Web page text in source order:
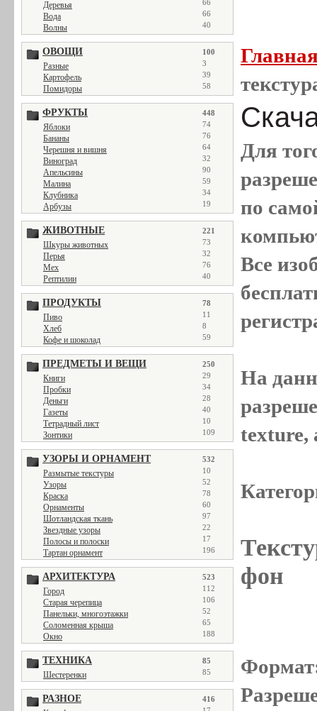
Деревья 66
Вода 66
Волны 40
ОВОЩИ 100
Разные 3
Картофель 39
Помидоры 58
ФРУКТЫ 448
Яблоки 74
Бананы 76
Черешня и вишня 64
Виноград 32
Апельсины 90
Малина 59
Клубника 34
Арбузы 19
ЖИВОТНЫЕ 221
Шкуры животных 73
Перья 32
Мех 76
Рептилии 40
ПРОДУКТЫ 78
Пиво 11
Хлеб 8
Кофе и шоколад 59
ПРЕДМЕТЫ И ВЕЩИ 250
Книги 29
Пробки 34
Деньги 28
Газеты 40
Тетрадный лист 10
Зонтики 109
УЗОРЫ И ОРНАМЕНТ 532
Размытые текстуры 10
Узоры 52
Краска 78
Орнаменты 60
Шотландская ткань 97
Звездные узоры 22
Полосы и полоски 17
Тартан орнамент 196
АРХИТЕКТУРА 523
Город 112
Старая черепица 106
Панельки, многоэтажки 52
Соломенная крыша 65
Окно 188
ТЕХНИКА 85
Шестеренки 85
РАЗНОЕ 416
Для
по
Все
На
texture,
фон